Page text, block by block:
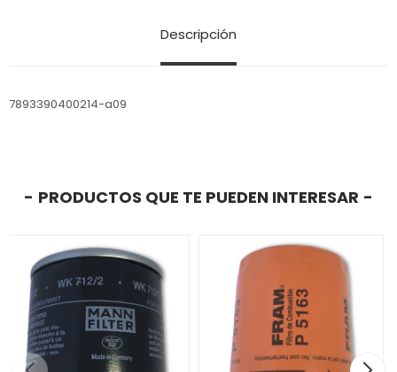
Descripción
7893390400214-a09
PRODUCTOS QUE TE PUEDEN INTERESAR